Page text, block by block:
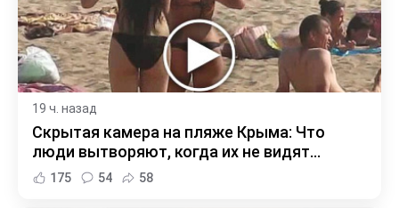
19 ч. назад
Скрытая камера на пляже Крыма: Что
люди вытворяют, когда их не видят...
175 54 58